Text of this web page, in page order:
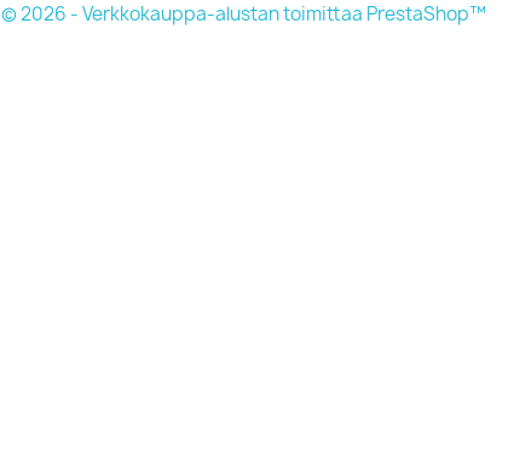
© 2026 - Verkkokauppa-alustan toimittaa PrestaShop™